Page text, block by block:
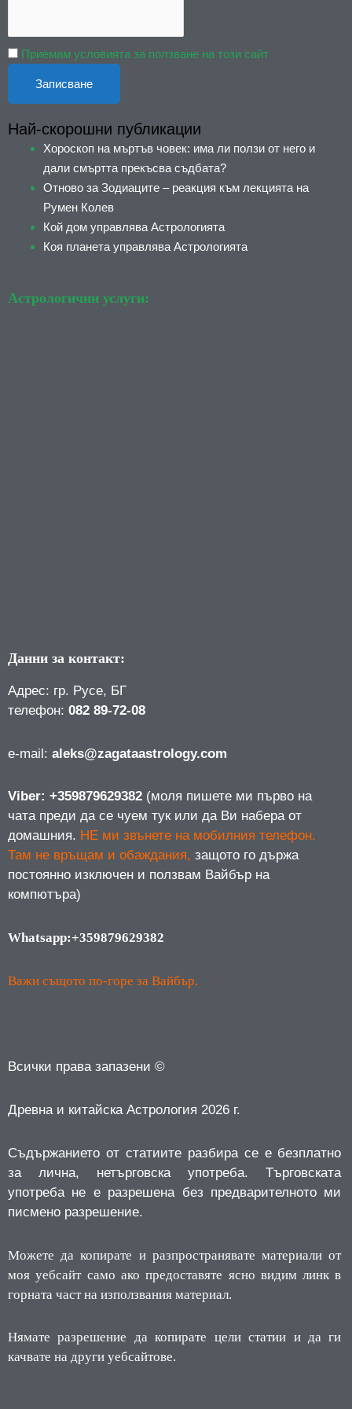
Приемам условията за ползване на този сайт
Най-скорошни публикации
Хороскоп на мъртъв човек: има ли ползи от него и
дали смъртта прекъсва съдбата?
Отново за Зодиаците – реакция към лекцията на
Румен Колев
Кой дом управлява Астрологията
Коя планета управлява Астрологията
Астрологични услуги:
Данни за контакт:
Адрес: гр. Русе, БГ
телефон: 082 89-72-08
е-mail: aleks@zagataastrology.com
Viber: +359879629382 (моля пишете ми първо на
чата преди да се чуем тук или да Ви набера от
домашния. НЕ ми звънете на мобилния телефон.
Там не връщам и обаждания, защото го държа
постоянно изключен и ползвам Вайбър на
компютъра)
Whatsapp:+359879629382
Важи същото по-горе за Вайбър.
Всички права запазени ©
Древна и китайска Астрология 2026 г.
Съдържанието от статиите разбира се е безплатно
за лична, нетърговска употреба.
Търговската
употреба не е разрешена без предварителното ми
писмено разрешение.
Можете да копирате и разпространявате материали от
моя уебсайт само ако предоставяте ясно видим линк в
горната част на използвания материал.
Нямате разрешение да копирате цели статии и да ги
качвате на други уебсайтове.